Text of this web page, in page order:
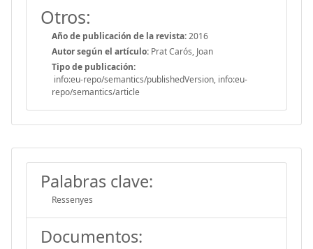
Otros:
Año de publicación de la revista:2016
Autor según el artículo: Prat Carós, Joan
Tipo de publicación:
info:eu-repo/semantics/publishedVersion, info:eu-
repo/semantics/article
Palabras clave:
Ressenyes
Documentos: